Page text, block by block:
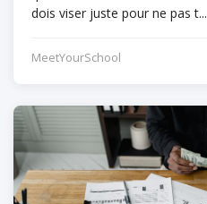
dois viser juste pour ne pas t...
MeetYourSchool